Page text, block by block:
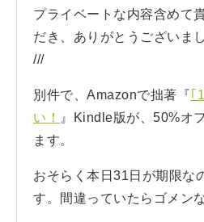
プライベートな内容含めて
だき、ありがとうござい
///
別件で、Amazonで拙著『｢
い！
』Kindle版が、50%オ
ます。
おそらく本日31日が期限な
す。間違っていたらゴメン